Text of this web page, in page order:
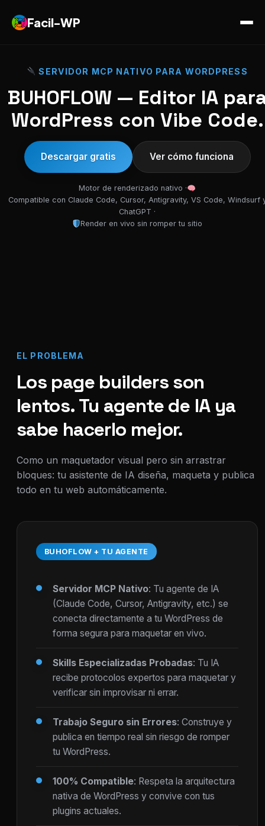
Facil-WP
SERVIDOR MCP NATIVO PARA WORDPRESS
BUHOFLOW — Editor IA
WordPress con Vibe Code.
Descargar gratis Ver cómo funciona
Motor de renderizado nativo ·
Compatible con Claude Code, Cursor, Antigravity, VS Code, Windsurf
ChatGPT ·
Render en vivo sin romper tu sitio
EL PROBLEMA
Los page builders son
lentos. Tu agente de IA ya
sabe hacerlo mejor.
Como un maquetador visual pero sin arrastrar
bloques: tu asistente de IA diseña, maqueta y publica
todo en tu web automáticamente.
BUHOFLOW + TU AGENTE
Servidor MCP Nativo: Tu agente de IA
(Claude Code, Cursor, Antigravity, etc.) se
conecta directamente a tu WordPress de
forma segura para maquetar en vivo.
Skills Especializadas Probadas: Tu IA
recibe protocolos expertos para maquetar y
verificar sin improvisar ni errar.
Trabajo Seguro sin Errores: Construye y
publica en tiempo real sin riesgo de romper
tu WordPress.
100% Compatible: Respeta la arquitectura
nativa de WordPress y convive con tus
plugins actuales.